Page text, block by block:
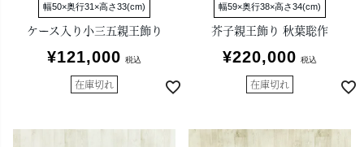
幅50×奥行31×高さ33(cm)
ケース入り小三五親王飾り
¥121,000 税込
在庫切れ
幅59×奥行38×高さ34(cm)
芥子親王飾り 秋葉聡作
¥220,000 税込
在庫切れ